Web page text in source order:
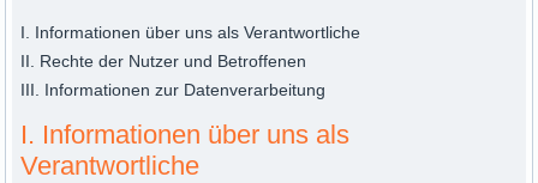
I. Informationen über uns als Verantwortliche
II. Rechte der Nutzer und Betroffenen
III. Informationen zur Datenverarbeitung
I. Informationen über uns als
Verantwortliche